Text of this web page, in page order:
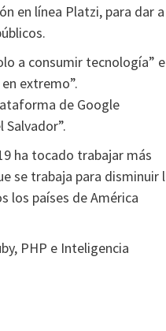
en línea Platzi, para dar a
a consumir tecnología” e
extremo”.
de Google
ha tocado trabajar más
se trabaja para disminuir
los países de América
PHP e Inteligencia